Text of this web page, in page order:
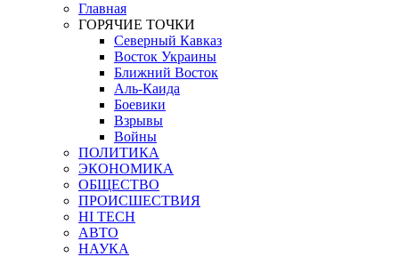
Главная
ГОРЯЧИЕ ТОЧКИ
Северный Кавказ
Восток Украины
Ближний Восток
Аль-Каида
Боевики
Взрывы
Войны
ПОЛИТИКА
ЭКОНОМИКА
ОБЩЕСТВО
ПРОИСШЕСТВИЯ
HI TECH
АВТО
НАУКА